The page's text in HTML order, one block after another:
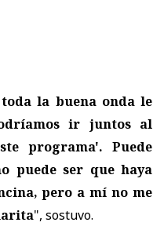
la buena onda le
ir juntos al
programa'. Puede
puede ser que haya
pero a mí no me
", sostuvo.